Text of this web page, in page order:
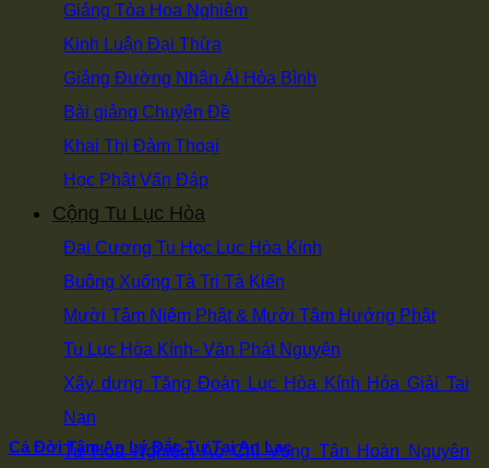
Giảng Tòa Hoa Nghiêm
Kinh Luận Đại Thừa
Giảng Đường Nhân Ái Hòa Bình
Bài giảng Chuyên Đề
Khai Thị Đàm Thoại
Học Phật Vấn Đáp
Cộng Tu Lục Hòa
Đại Cương Tu Học Lục Hòa Kính
Buông Xuống Tà Tri Tà Kiến
Mười Tâm Niệm Phật & Mười Tâm Hướng Phật
Tu Lục Hòa Kính- Văn Phát Nguyện
Xây dựng Tăng Đoàn Lục Hòa Kính Hóa Giải Tai
Nạn
Tu Hoa Nghiêm Áo Chỉ Vọng Tận Hoàn Nguyên
Cả Đời Tâm An Lý Đắc Tự Tại An Lạc